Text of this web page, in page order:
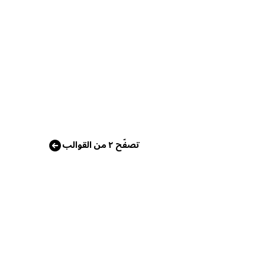
تصفّح ٢ من القوالب